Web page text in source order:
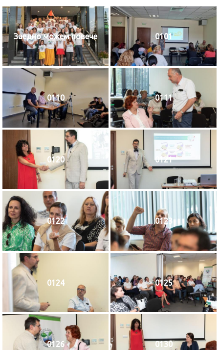
Заедно можем повече 0101
0110 0111
0120 0121
0122 0123
0124 0125
0126 0130